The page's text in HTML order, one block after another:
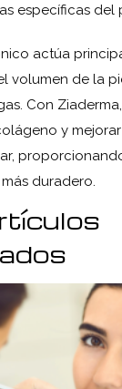
específicas del
actúa
volumen de la
Con
y
duradero.